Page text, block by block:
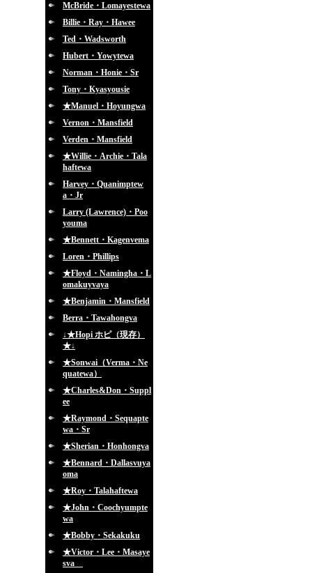
McBride・Lomayestewa
Billie・Ray・Hawee
Ted・Wadsworth
Hubert・Yowytewa
Norman・Honie・Sr
Tony・Kyasyousie
★Manuel・Hoyungwa
Vernon・Mansfield
Verden・Mansfield
★Willie・Archie・Tala
haftewa
Harvey・Quanimptew
a・Jr
Larry (Lawrence)・Poo
youma
★Bennett・Kagenvema
Loren・Phillips
★Floyd・Namingha・L
omakuyvaya
★Benjamin・Mansfield
Berra・Tawahongva
↓★Hopi ホピ（現存）
★↓
★Sonwai（Verma・Ne
quatewa）
★Charles&Don・Suppl
ee
★Raymond・Sequapte
wa・Sr
★Sherian・Honhongva
★Bennard・Dallasvuya
oma
★Roy・Talahaftewa
★John・Coochyumpte
wa
★Bobby・Sekakuku
★Victor・Lee・Masaye
sva